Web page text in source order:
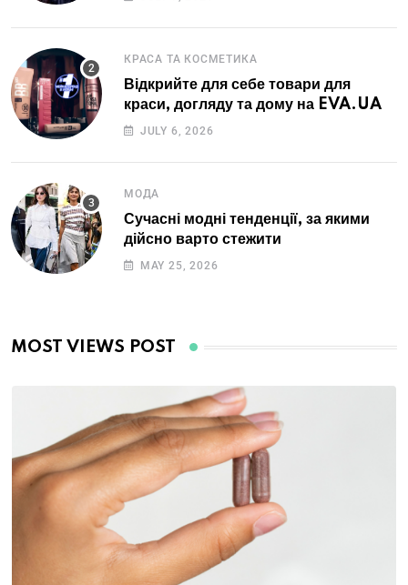
КРАСА ТА КОСМЕТИКА
Відкрийте для себе товари для
краси, догляду та дому на EVA.UA
JULY 6, 2026
МОДА
Сучасні модні тенденції, за якими
дійсно варто стежити
MAY 25, 2026